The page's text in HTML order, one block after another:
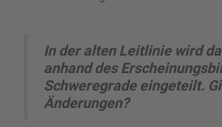
In der alten Leitlinie wird
anhand des
Schwere­grade eingeteilt.
Änderungen?